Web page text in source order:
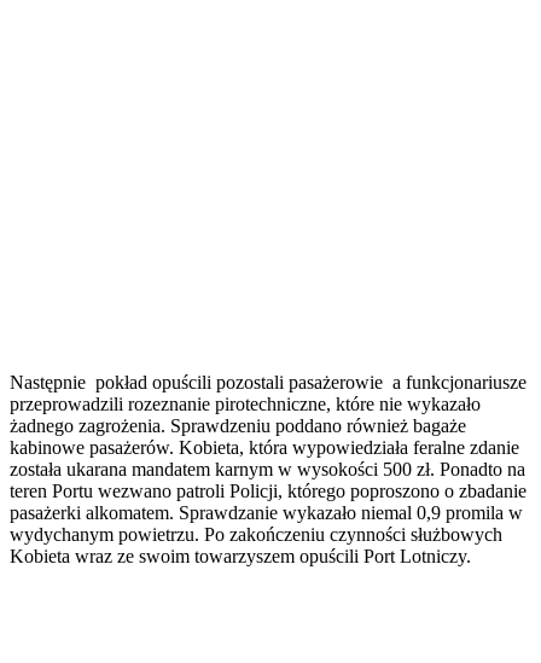
Następnie pokład opuścili pozostali pasażerowie a funkcjonariusze
przeprowadzili rozeznanie pirotechniczne, które nie wykazało
żadnego zagrożenia. Sprawdzeniu poddano również bagaże
kabinowe pasażerów. Kobieta, która wypowiedziała feralne zdanie
została ukarana mandatem karnym w wysokości 500 zł. Ponadto na
teren Portu wezwano patroli Policji, którego poproszono o zbadanie
pasażerki alkomatem. Sprawdzanie wykazało niemal 0,9 promila w
wydychanym powietrzu. Po zakończeniu czynności służbowych
Kobieta wraz ze swoim towarzyszem opuścili Port Lotniczy.